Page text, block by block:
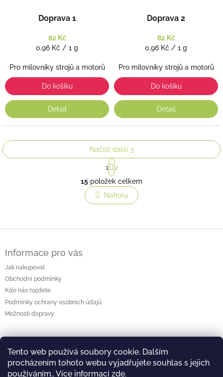
Tento web používá soubory cookie. Dalším
procházením tohoto webu vyjadřujete souhlas s jejich
používáním.. Více informací zde.
Doprava 1
82 Kč
Měrná
0,96 Kč / 1 g
Pro milovníky strojů a motorů
Do košíku
Detail
Doprava 2
82 Kč
Měrná
0,96 Kč / 1 g
Pro milovníky strojů a motorů
Do košíku
Detail
O
v
l
á
s
Načíst další 3
S
t
r
á
n
k
á
1
2
15 položek celkem
Nahoru
Informace pro vás
Jak nakupovat
Obchodní podmínky
Kde nás najdete
Podmínky ochrany osobních údajů
Možnosti dopravy
Kontakt
bezcukrovinky@email.cz